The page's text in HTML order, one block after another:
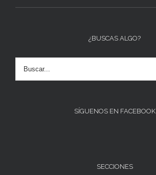
¿BUSCAS ALGO?
SÍGUENOS EN FACEBOOK
SECCIONES